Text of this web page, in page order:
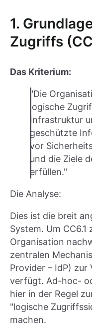
1.
Zugriffs
Das Kriterium:
"Die
logische
Infrastruktur
geschützte
vor
und die Ziele
erfüllen."
Die Analyse:
Dies ist die breit
System. Um
Organisation
zentralen
Provider – IdP)
verfügt. Ad-hoc-
hier in der Regel
"logische
machen.